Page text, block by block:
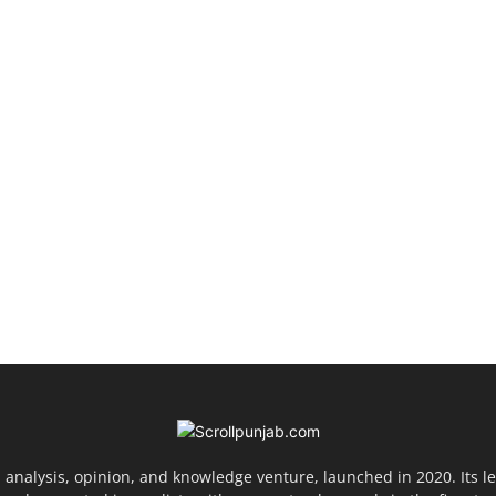
opinion, and knowledge venture, launched in 2020. Its